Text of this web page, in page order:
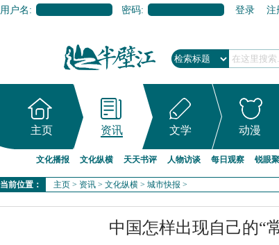
用户名: 密码: 登录 注
主页 资讯 文学 动漫
文化播报 文化纵横 天天书评 人物访谈 每日观察 锐眼
当前位置： 主页 > 资讯 > 文化纵横 > 城市快报 >
中国怎样出现自己的“